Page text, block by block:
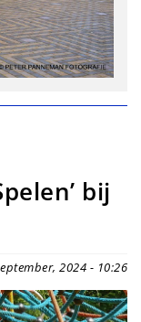
bij
2024 - 10:26